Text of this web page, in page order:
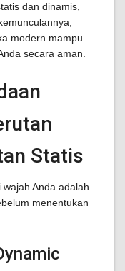
dan dinamis,
modern mampu
secara aman.
Statis
Anda adalah
menentukan